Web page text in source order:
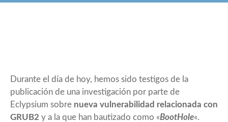
Durante el día de hoy, hemos sido testigos de la
publicación de una investigación por parte de
Eclypsium sobre nueva vulnerabilidad relacionada con
GRUB2 y a la que han bautizado como «BootHole«.